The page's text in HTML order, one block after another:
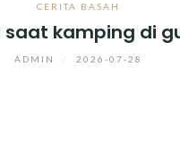
CERITA BASAH
saat kamping di
ADMIN 2026-07-28